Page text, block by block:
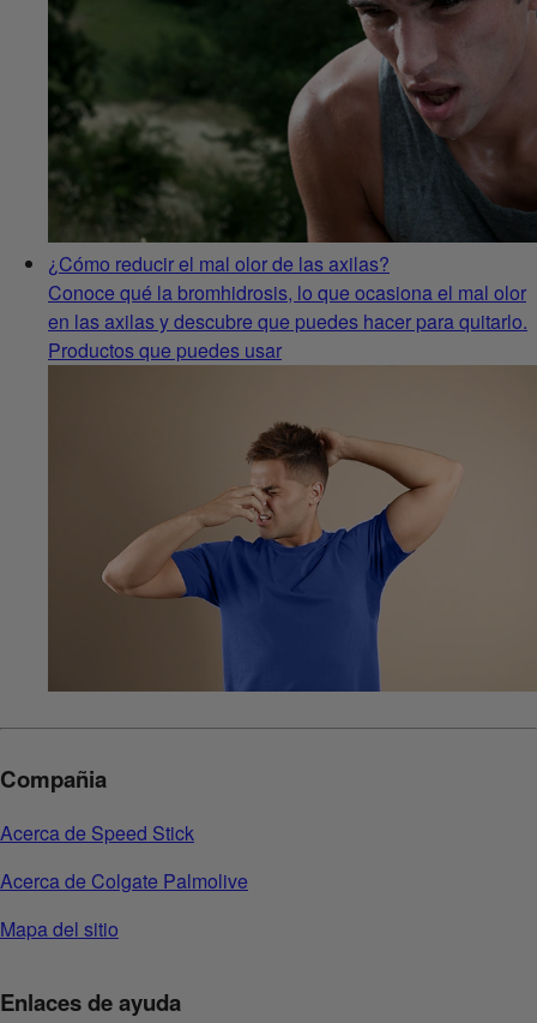
¿Cómo reducir el mal olor de las axilas?
Conoce qué la bromhidrosis, lo que ocasiona el mal olor
en las axilas y descubre que puedes hacer para quitarlo.
Productos que puedes usar
Compañia
Acerca de Speed Stick
Acerca de Colgate Palmolive
Mapa del sitio
Enlaces de ayuda